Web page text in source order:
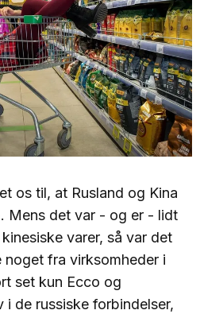
os til, at Rusland og Kina
Mens det var - og er - lidt
varer, så var det
fra virksomheder i
set kun Ecco og
de russiske forbindelser,